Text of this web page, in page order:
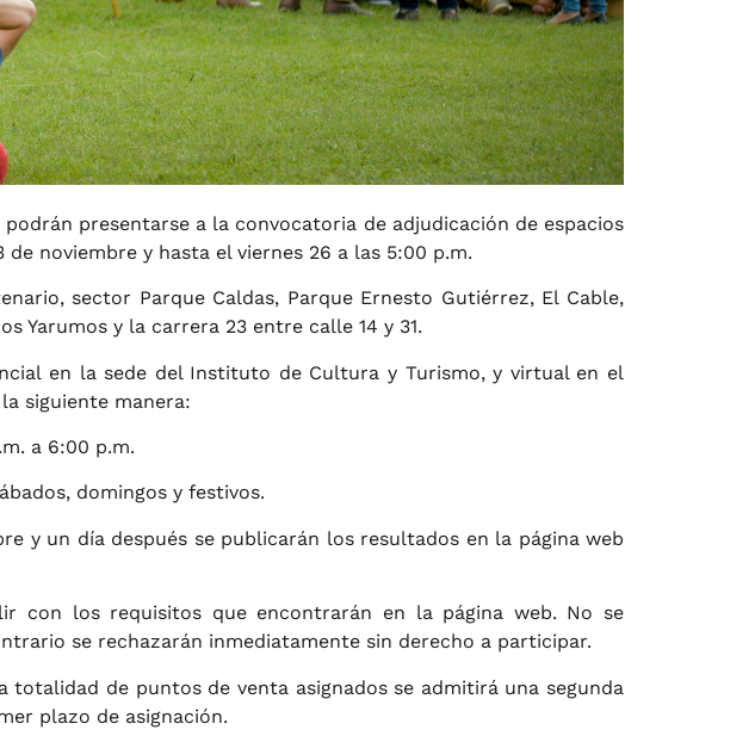
presentarse a la convocatoria de adjudicación de espacios
noviembre y hasta el viernes 26 a las 5:00 p.m.
sector Parque Caldas, Parque Ernesto Gutiérrez, El Cable,
Yarumos y la carrera 23 entre calle 14 y 31.
en la sede del Instituto de Cultura y Turismo, y virtual en el
la siguiente manera:
a 6:00 p.m.
domingos y festivos.
y un día después se publicarán los resultados en la página web
con los requisitos que encontrarán en la página web. No se
se rechazarán inmediatamente sin derecho a participar.
de puntos de venta asignados se admitirá una segunda
plazo de asignación.